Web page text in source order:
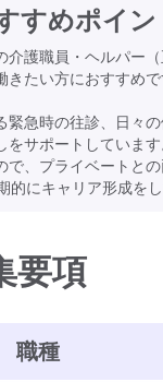
すめポイン
介護職員・ヘルパー
たい方におすすめで
緊急時の往診、日々
サポートしています
で、プライベートと
的にキャリア形成を
要項
職種